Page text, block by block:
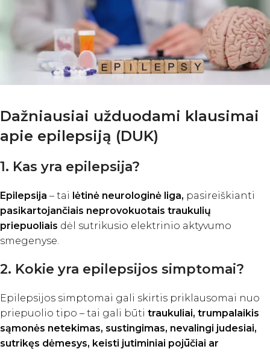
Dažniausiai užduodami klausimai
apie epilepsiją (DUK)
1. Kas yra epilepsija?
Epilepsija – tai lėtinė neurologinė liga, pasireiškianti
pasikartojančiais neprovokuotais traukulių
priepuoliais dėl sutrikusio elektrinio aktyvumo
smegenyse.
2. Kokie yra epilepsijos simptomai?
Epilepsijos simptomai gali skirtis priklausomai nuo
priepuolio tipo – tai gali būti traukuliai, trumpalaikis
sąmonės netekimas, sustingimas, nevalingi judesiai,
sutrikęs dėmesys, keisti jutiminiai pojūčiai ar